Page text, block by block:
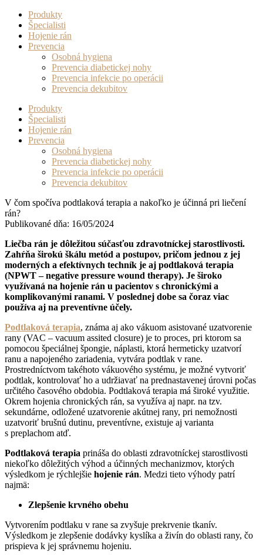
Produkty
Špecialisti
Hojenie rán
Prevencia
Osobná hygiena
Prevencia diabetickej nohy
Prevencia infekcie po operácii
Prevencia dekubitov
Produkty
Špecialisti
Hojenie rán
Prevencia
Osobná hygiena
Prevencia diabetickej nohy
Prevencia infekcie po operácii
Prevencia dekubitov
V čom spočíva podtlaková terapia a nakoľko je účinná pri liečení
rán?
Publikované dňa: 16/05/2024
Liečba rán je dôležitou súčasťou zdravotníckej starostlivosti.
Zahŕňa širokú škálu metód a postupov, pričom jednou z jej
moderných a efektívnych techník je aj podtlaková terapia
(NPWT – negative pressure wound therapy). Je široko
využívaná na hojenie rán u pacientov s chronickými a
komplikovanými ranami. V poslednej dobe sa čoraz viac
používa aj na preventívne účely.
Podtlaková terapia, známa aj ako vákuom asistované uzatvorenie
rany (VAC – vacuum assited closure) je to proces, pri ktorom sa
pomocou špeciálnej špongie, náplasti, ktorá hermeticky uzatvorí
ranu a napojeného zariadenia, vytvára podtlak v rane.
Prostredníctvom takéhoto vákuového systému, je možné vytvoriť
podtlak, kontrolovať ho a udržiavať na prednastavenej úrovni počas
určitého časového obdobia. Podtlaková terapia má široké využitie.
Okrem hojenia chronických rán, sa využíva aj napr. na tzv.
sekundárne, odložené uzatvorenie akútnej rany, pri nemožnosti
uzatvoriť brušnú dutinu, preventívne, existuje aj varianta
s preplachom atď.
Podtlaková terapia prináša do oblasti zdravotníckej starostlivosti
niekoľko dôležitých výhod a účinných mechanizmov, ktorých
výsledkom je rýchlejšie hojenie rán. Medzi tieto výhody patrí
najmä:
Zlepšenie krvného obehu
Vytvorením podtlaku v rane sa zvyšuje prekrvenie tkanív.
Výsledkom je zlepšenie dodávky kyslíka a živín do oblasti rany, čo
prispieva k jej správnemu hojeniu.